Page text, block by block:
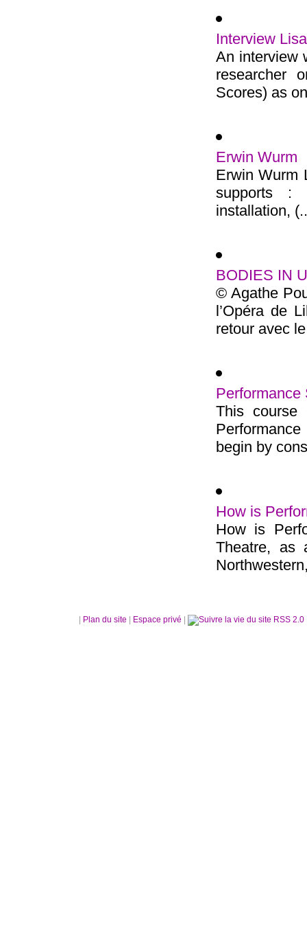
Interview
An interview
researcher
Scores) as
Erwin Wurm
Erwin Wurm
supports :
installation,
BODIES IN
© Agathe
l’Opéra de
retour avec
Performance
This course
begin by
How is
How is
Theatre, as
Plan du site Espace privé RSS 2.0